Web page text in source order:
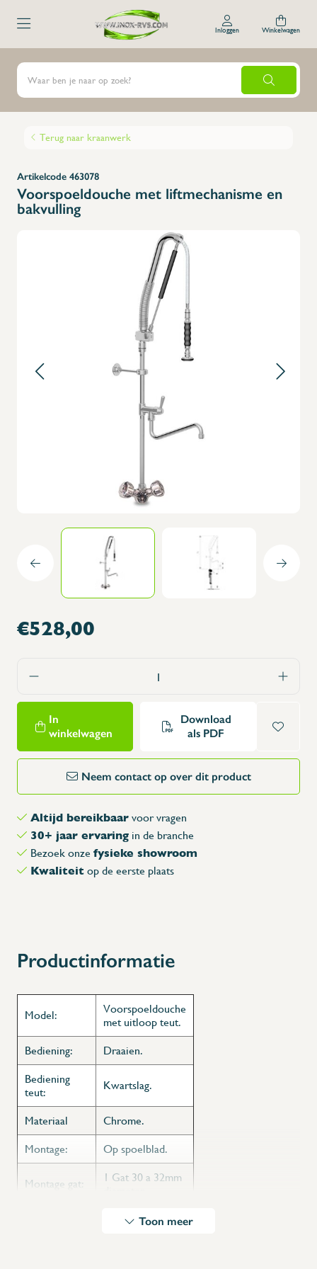
Inloggen Winkelwagen
Terug naar kraanwerk
Artikelcode 463078
Voorspoeldouche met liftmechanisme en
bakvulling
€528,00
In
winkelwagen
Download
als PDF
Neem contact op over dit product
Altijd bereikbaar voor vragen
30+ jaar ervaring in de branche
Bezoek onze fysieke showroom
Kwaliteit op de eerste plaats
Productinformatie
Model:
Voorspoeldouche
met uitloop teut.
Bediening: Draaien.
Bediening
teut:
Kwartslag.
Materiaal Chrome.
Montage: Op spoelblad.
Montage gat:
1 Gat 30 a 32mm
1/2”. koud ofToon meer